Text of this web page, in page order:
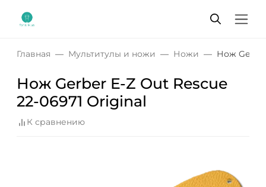
Главная Мультитулы и ножи Ножи Нож
Нож Gerber E-Z Out Rescue
22-06971 Original
К сравнению